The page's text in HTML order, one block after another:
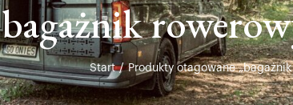
bagażnik
Start / Produkty otagowane